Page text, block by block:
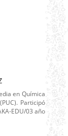
en Química
Participó
EDU/03 año